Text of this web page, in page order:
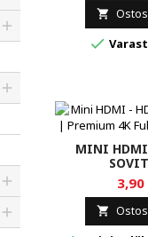
Toggle
Toggle


MINI
3,90
